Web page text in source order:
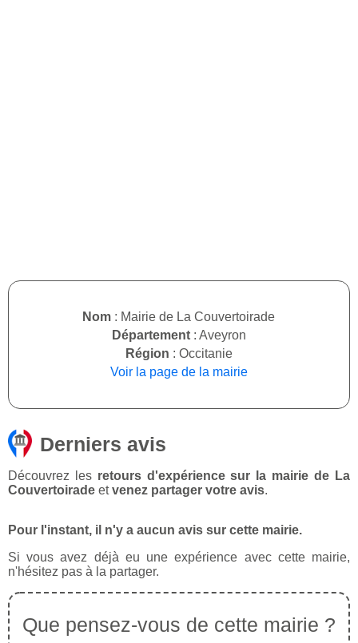
Nom : Mairie de La Couvertoirade
Département : Aveyron
Région : Occitanie
Voir la page de la mairie
Derniers avis
Découvrez les retours d'expérience sur la mairie de La
Couvertoirade etvenez partager votre avis.
Pour l'instant, il n'y a aucun avis sur cette mairie.
Si vous avez déjà eu une expérience avec cette mairie,
n'hésitez pas à la partager.
Que pensez-vous de cette mairie ?